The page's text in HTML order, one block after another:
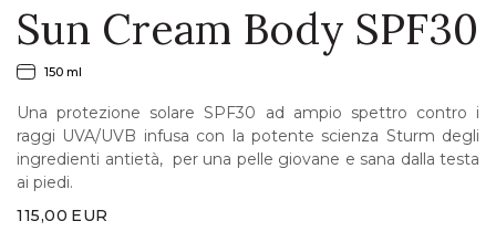
Sun Cream Body SPF30
150 ml
Una protezione solare SPF30 ad ampio spettro contro i
raggi UVA/UVB infusa con la potente scienza Sturm degli
ingredienti antietà, per una pelle giovane e sana dalla testa
ai piedi.
115,00 EUR